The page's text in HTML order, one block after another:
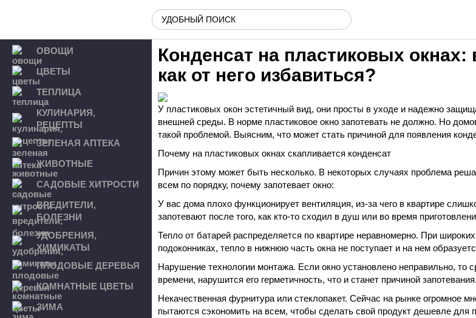
ОВОЩИ
ЦВЕТЫ
ТЕПЛИЦА
КУЛИНАРИЯ,
РЕЦЕПТЫ
ЗЕЛЕНАЯ АПТЕКА
ЖИВОТНЫЕ
САДОВЫЕ ХИТРОСТИ
ВРЕДИТЕЛИ,
БОЛЕЗНИ
УДОБРЕНИЯ,
ХИМИКАТЫ
ПЛОДОВЫЕ ДЕРЕВЬЯ
КОМНАТНЫЕ ЦВЕТЫ
ЗИМА
Конденсат на пластиковых окнах:
как от него избавиться?
У пластиковых окон эстетичный вид, они просты в уходе и надежно
внешней среды. В норме пластиковое окно запотевать не должно. Но
такой проблемой. Выясним, что может стать причиной для появления
Почему на пластиковых окнах скапливается конденсат
Причин этому может быть несколько. В некоторых случаях проблема
всем по порядку, почему запотевает окно:
У вас дома плохо функционирует вентиляция, из-за чего в квартире
запотевают после того, как кто-то сходил в душ или во время
Тепло от батарей распределяется по квартире неравномерно. При
подоконниках, тепло в нижнюю часть окна не поступает и на нем
Нарушение технологии монтажа. Если окно установлено неправильно, то
времени, нарушится его герметичность, что и станет причиной запотевания.
Некачественная фурнитура или стеклопакет. Сейчас на рынке огромное
пытаются сэкономить на всем, чтобы сделать свой продукт дешевле для